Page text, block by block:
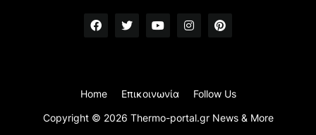
Copyright © 2026 Thermo-portal.gr News & More
Home Επικοινωνία Follow Us